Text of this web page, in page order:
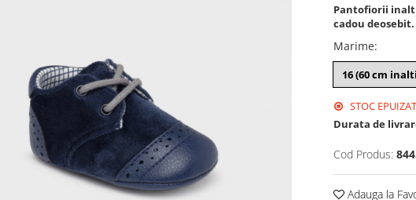
Pantofiorii
cadou
Marime:
16 (60 cm
STOC EPUIZAT
Durata de
Cod Produs:
Adauga la